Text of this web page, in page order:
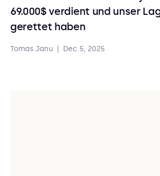
69.000$ verdient und unser
gerettet haben
Tomas Janu Dec 5, 2025